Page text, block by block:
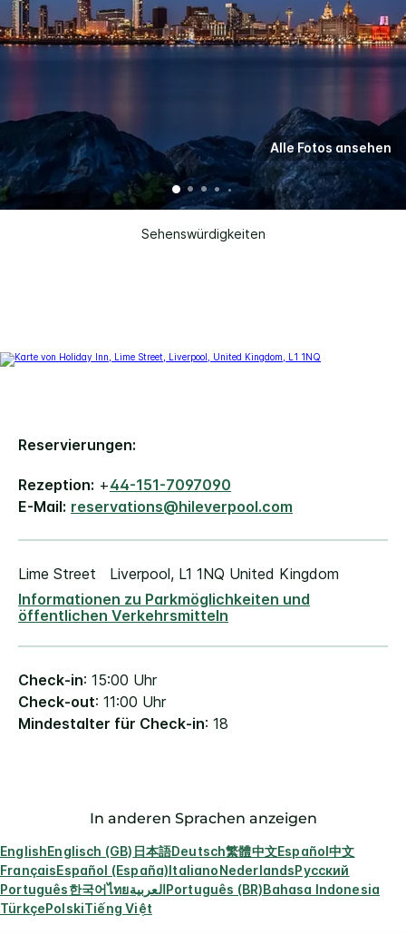
Sehenswürdigkeiten
Alle Fotos ansehen
Reservierungen:
Rezeption: +44-151-7097090
E-Mail: reservations@hileverpool.com
Lime Street Liverpool, L1 1NQ United Kingdom
Informationen zu Parkmöglichkeiten und
öffentlichen Verkehrsmitteln
Check-in: 15:00 Uhr
Check-out: 11:00 Uhr
Mindestalter für Check-in: 18
In anderen Sprachen anzeigen
EnglishEnglisch (GB) 日本語Deutsch繁體中文Español中文
FrançaisEspañol (España)ItalianoNederlandsРусский
Português한국어ไทยالعربيةPortuguês (BR)Bahasa Indonesia
TürkçePolskiTiếng Việt